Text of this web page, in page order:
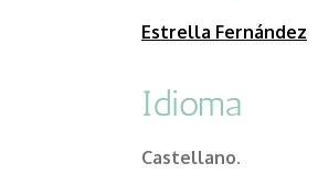
Estrella Fernández
Idioma
Castellano.